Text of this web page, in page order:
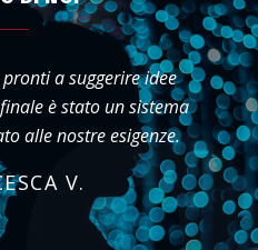
a suggerire idee
è stato un sistema
alle nostre esigenze.
V.